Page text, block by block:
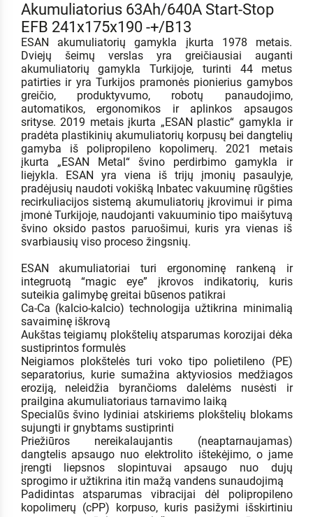
Akumuliatorius 63Ah/640A Start-Stop
EFB 241x175x190 -+/B13
ESAN akumuliatorių gamykla įkurta 1978 metais.
Dviejų šeimų verslas yra greičiausiai auganti
akumuliatorių gamykla Turkijoje, turinti 44 metus
patirties ir yra Turkijos pramonės pionierius gamybos
greičio, produktyvumo, robotų panaudojimo,
automatikos, ergonomikos ir aplinkos apsaugos
srityse. 2019 metais įkurta „ESAN plastic“ gamykla ir
pradėta plastikinių akumuliatorių korpusų bei dangtelių
gamyba iš polipropileno kopolimerų. 2021 metais
įkurta „ESAN Metal“ švino perdirbimo gamykla ir
liejykla. ESAN yra viena iš trijų įmonių pasaulyje,
pradėjusių naudoti vokišką Inbatec vakuuminę rūgšties
recirkuliacijos sistemą akumuliatorių įkrovimui ir pima
įmonė Turkijoje, naudojanti vakuuminio tipo maišytuvą
švino oksido pastos paruošimui, kuris yra vienas iš
svarbiausių viso proceso žingsnių.
ESAN akumuliatoriai turi ergonominę rankeną ir
integruotą “magic eye” įkrovos indikatorių, kuris
suteikia galimybę greitai būsenos patikrai
Ca-Ca (kalcio-kalcio) technologija užtikrina minimalią
savaiminę iškrovą
Aukštas teigiamų plokštelių atsparumas korozijai dėka
sustiprintos formulės
Neigiamos plokštelės turi voko tipo polietileno (PE)
separatorius, kurie sumažina aktyviosios medžiagos
eroziją, neleidžia byrančioms dalelėms nusėsti ir
prailgina akumuliatoriaus tarnavimo laiką
Specialūs švino lydiniai atskiriems plokštelių blokams
sujungti ir gnybtams sustiprinti
Priežiūros nereikalaujantis (neaptarnaujamas)
dangtelis apsaugo nuo elektrolito ištekėjimo, o jame
įrengti liepsnos slopintuvai apsaugo nuo dujų
sprogimo ir užtikrina itin mažą vandens sunaudojimą
Padidintas atsparumas vibracijai dėl polipropileno
kopolimerų (cPP) korpuso, kuris pasižymi išskirtiniu